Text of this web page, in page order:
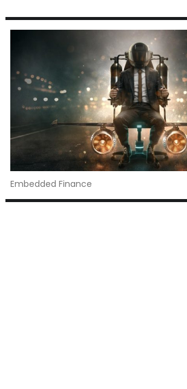
Embedded Finance